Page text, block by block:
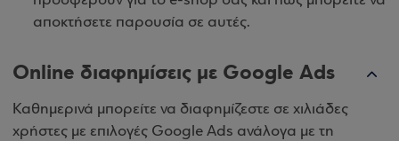
αποκτήσετε παρουσία σε αυτές.
Online διαφημίσεις με Google Ads
Καθημερινά μπορείτε να διαφημίζεστε σε χιλιάδες
χρήστες με επιλογές Google Ads ανάλογα με τη